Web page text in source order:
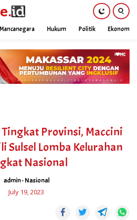
Mancanegara Hukum Politik Ekonomi
Provinsi, Maccini
Sulsel Lomba Kelurahan
Nasional
admin-Nasional
July 19, 2023